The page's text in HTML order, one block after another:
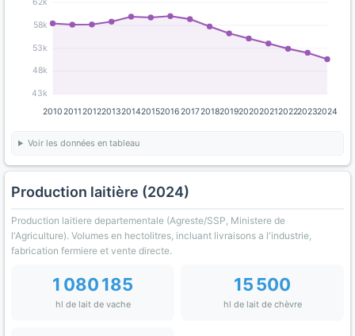
43k
48k
53k
58k
201020112012201320142015201620172018201920202021202220232024
Voir les données en tableau
Production laitière (2024)
Production laitiere departementale (Agreste/SSP, Ministere de
l'Agriculture). Volumes en hectolitres, incluant livraisons a l'industrie,
fabrication fermiere et vente directe.
1 080 185
hl de lait de vache
15 500
hl de lait de chèvre